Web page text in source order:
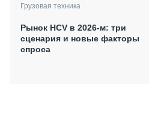
Грузовая техника
Рынок HCV в 2026-м: три
сценария и новые факторы
спроса